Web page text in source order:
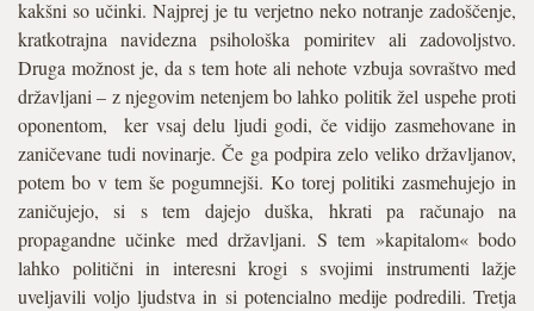
kakšni so učinki. Najprej je tu verjetno neko notranje zadoščenje,
kratkotrajna navidezna psihološka pomiritev ali zadovoljstvo.
Druga možnost je, da s tem hote ali nehote vzbuja sovraštvo med
državljani – z njegovim netenjem bo lahko politik žel uspehe proti
oponentom, ker vsaj delu ljudi godi, če vidijo zasmehovane in
zaničevane tudi novinarje. Če ga podpira zelo veliko državljanov,
potem bo v tem še pogumnejši. Ko torej politiki zasmehujejo in
zaničujejo, si s tem dajejo duška, hkrati pa računajo na
propagandne učinke med državljani. S tem »kapitalom« bodo
lahko politični in interesni krogi s svojimi instrumenti lažje
uveljavili voljo ljudstva in si potencialno medije podredili. Tretja